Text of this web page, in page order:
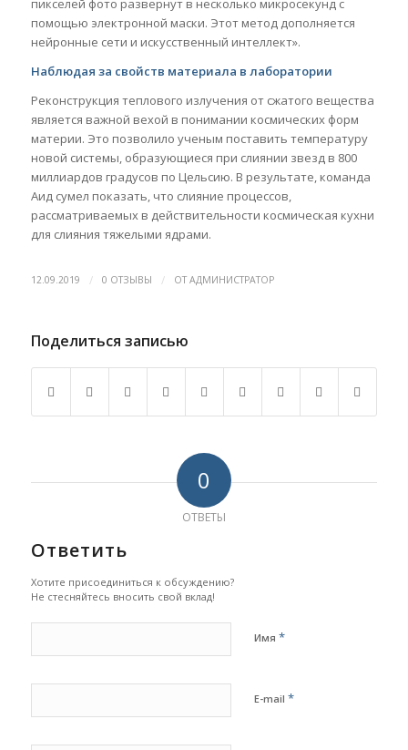
пикселей фото развернут в несколько микросекунд с
помощью электронной маски. Этот метод дополняется
нейронные сети и искусственный интеллект».
Наблюдая за свойств материала в лаборатории
Реконструкция теплового излучения от сжатого вещества
является важной вехой в понимании космических форм
материи. Это позволило ученым поставить температуру
новой системы, образующиеся при слиянии звезд в 800
миллиардов градусов по Цельсию. В результате, команда
Аид сумел показать, что слияние процессов,
рассматриваемых в действительности космическая кухни
для слияния тяжелыми ядрами.
12.09.2019 / 0 ОТЗЫВЫ / ОТАДМИНИСТРАТОР
Поделиться записью
0
ОТВЕТЫ
Ответить
Хотите присоединиться к обсуждению?
Не стесняйтесь вносить свой вклад!
Имя *
E-mail *